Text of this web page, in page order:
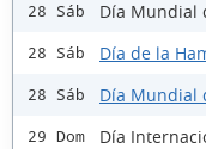
28 Sáb Día Mundial
28 Sáb Día de la
28 Sáb Día Mundial
29 Dom Día